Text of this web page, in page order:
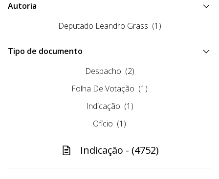
Autoria
Deputado Leandro Grass (1)
Tipo de documento
Despacho (2)
Folha De Votação (1)
Indicação (1)
Ofício (1)
Indicação - (4752)